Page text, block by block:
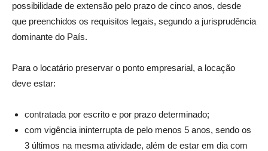
possibilidade de extensão pelo prazo de cinco anos, desde
que preenchidos os requisitos legais, segundo a jurisprudência
dominante do País.
Para o locatário preservar o ponto empresarial, a locação
deve estar:
contratada por escrito e por prazo determinado;
com vigência ininterrupta de pelo menos 5 anos, sendo os
3 últimos na mesma atividade, além de estar em dia com